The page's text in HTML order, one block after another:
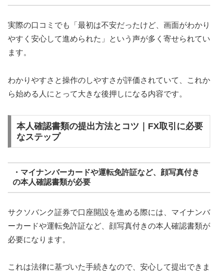
実際の口コミでも「最初は不安だったけど、画面がわかり
やすく安心して進められた」という声が多く寄せられてい
ます。
わかりやすさと操作のしやすさが評価されていて、これか
ら始める人にとって大きな後押しになる内容です。
本人確認書類の提出方法とコツ｜FX取引に必要
なステップ
・マイナンバーカードや運転免許証など、顔写真付き
の本人確認書類が必要
サクソバンク証券で口座開設を進める際には、マイナンバ
ーカードや運転免許証など、顔写真付きの本人確認書類が
必要になります。
これは法律に基づいた手続きなので、安心して提出できま